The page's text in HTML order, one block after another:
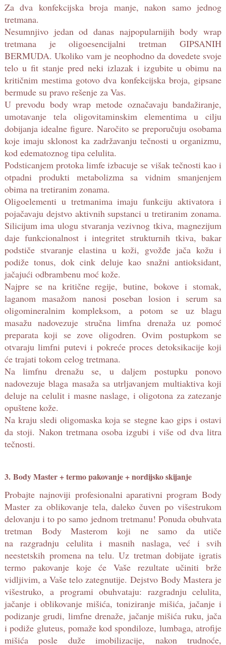
Za dva konfekcijska broja manje, nakon samo jednog
tretmana.
Nesumnjivo jedan od danas najpopularnijih body wrap
tretmana je oligoesencijalni tretman GIPSANIH
BERMUDA. Ukoliko vam je neophodno da dovedete svoje
telo u fit stanje pred neki izlazak i izgubite u obimu na
kritičnim mestima gotovo dva konfekcijska broja, gipsane
bermude su pravo rešenje za Vas.
U prevodu body wrap metode označavaju bandažiranje,
umotavanje tela oligovitaminskim elementima u cilju
dobijanja idealne figure. Naročito se preporučuju osobama
koje imaju sklonost ka zadržavanju tečnosti u organizmu,
kod edematoznog tipa celulita.
Podsticanjem protoka limfe izbacuje se višak tečnosti kao i
otpadni produkti metabolizma sa vidnim smanjenjem
obima na tretiranim zonama.
Oligoelementi u tretmanima imaju funkciju aktivatora i
pojačavaju dejstvo aktivnih supstanci u tretiranim zonama.
Silicijum ima ulogu stvaranja vezivnog tkiva, magnezijum
daje funkcionalnost i integritet strukturnih tkiva, bakar
podstiče stvaranje elastina u koži, gvožđe jača kožu i
podiže tonus, dok cink deluje kao snažni antioksidant,
jačajući odbrambenu moć kože.
Najpre se na kritične regije, butine, bokove i stomak,
laganom masažom nanosi poseban losion i serum sa
oligomineralnim kompleksom, a potom se uz blagu
masažu nadovezuje stručna limfna drenaža uz pomoć
preparata koji se zove oligodren. Ovim postupkom se
otvaraju limfni putevi i pokreće proces detoksikacije koji
će trajati tokom celog tretmana.
Na limfnu drenažu se, u daljem postupku ponovo
nadovezuje blaga masaža sa utrljavanjem multiaktiva koji
deluje na celulit i masne naslage, i oligotona za zatezanje
opuštene kože.
Na kraju sledi oligomaska koja se stegne kao gips i ostavi
da stoji. Nakon tretmana osoba izgubi i više od dva litra
tečnosti.
3. Body Master + termo pakovanje + nordijsko skijanje
Probajte najnoviji profesionalni aparativni program Body
Master za oblikovanje tela, daleko čuven po višestrukom
delovanju i to po samo jednom tretmanu! Ponuda obuhvata
tretman Body Masterom koji ne samo da utiče
na razgradnju celulita i masnih naslaga, već i svih
neestetskih promena na telu. Uz tretman dobijate igratis
termo pakovanje koje će Vaše rezultate učiniti brže
vidljivim, a Vaše telo zategnutije. Dejstvo Body Mastera je
višestruko, a programi obuhvataju: razgradnju celulita,
jačanje i oblikovanje mišića, toniziranje mišića, jačanje i
podizanje grudi, limfne drenaže, jačanje mišića ruku, jača
i podiže gluteus, pomaže kod spondiloze, lumbaga, atrofije
mišića posle duže imobilizacije, nakon trudnoće,